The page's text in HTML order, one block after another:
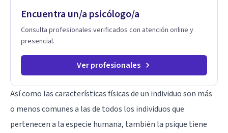
Encuentra un/a psicólogo/a
Consulta profesionales verificados con atención online y
presencial.
Ver profesionales
Así como las características físicas de un individuo son más
o menos comunes a las de todos los individuos que
pertenecen a la especie humana, también la psique tiene